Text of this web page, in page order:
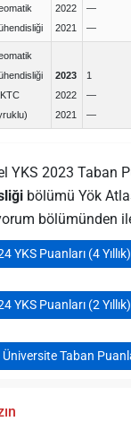
2022
2021
—
—
2023
2022
2021
1
—
—
YKS 2023 Taban
bölümü Yök
bölümünden
YKS Puanları (4 Yıllık)
YKS Puanları (2 Yıllık)
Taban